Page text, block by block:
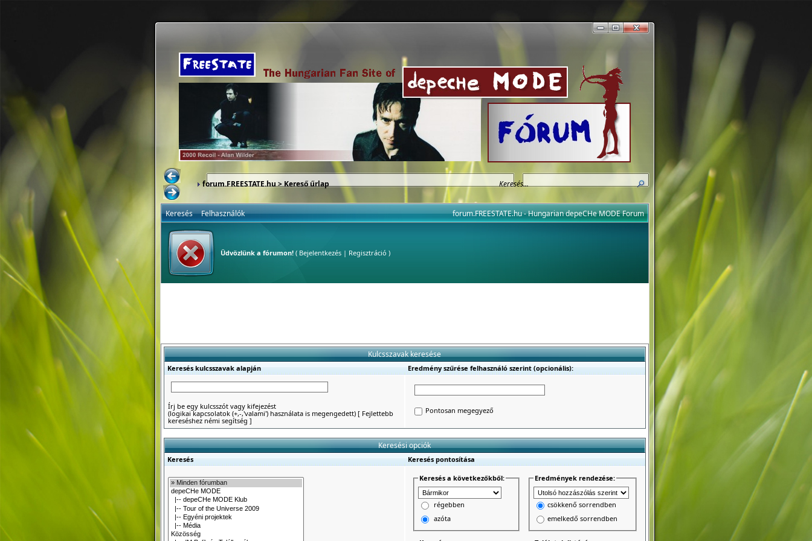
forum.FREESTATE.hu> Kereső űrlap
forum.FREESTATE.hu - Hungarian depeCHe MODE Forum
Keresés Felhasználók
Üdvözlünk a fórumon!( Bejelentkezés| Regisztráció )
Kulcsszavak keresése
Keresés kulcsszavak alapján Eredmény szűrése felhasználó szerint (opcionális):
Írj be egy kulcsszót vagy kifejezést
(logikai kapcsolatok (+,-,'valami') használata is megengedett)[ Fejlettebb
kereséshez némi segítség ]
Pontosan megegyező
Keresési opciók
Keresés Keresés pontosítása
Keresés a következőkből:
régebben
azóta
Eredmények rendezése:
csökkenő sorrendben
emelkedő sorrendben